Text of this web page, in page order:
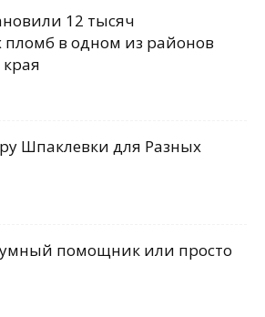
12 тысяч
в одном из районов
Шпаклевки для Разных
помощник или просто